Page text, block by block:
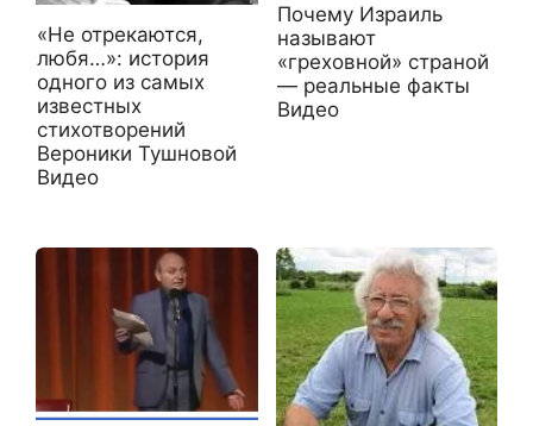
«Не отрекаются,
любя…»: история
одного из самых
известных
стихотворений
Вероники Тушновой
Видео
Почему Израиль
называют
«греховной» страной
— реальные факты
Видео